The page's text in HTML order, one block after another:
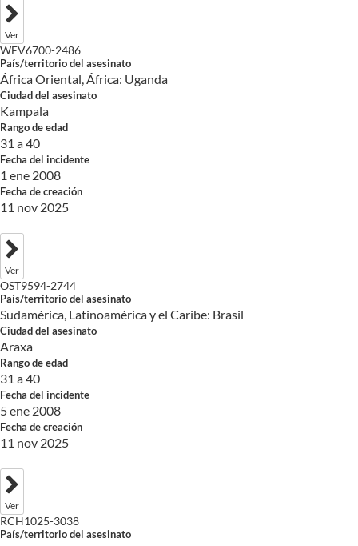
Ver
WEV6700-2486
País/territorio del asesinato
África Oriental, África: Uganda
Ciudad del asesinato
Kampala
Rango de edad
31 a 40
Fecha del incidente
1 ene 2008
Fecha de creación
11 nov 2025
Ver
OST9594-2744
País/territorio del asesinato
Sudamérica, Latinoamérica y el Caribe: Brasil
Ciudad del asesinato
Araxa
Rango de edad
31 a 40
Fecha del incidente
5 ene 2008
Fecha de creación
11 nov 2025
Ver
RCH1025-3038
País/territorio del asesinato